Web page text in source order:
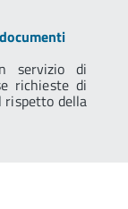
servizio di
richieste di
rispetto della